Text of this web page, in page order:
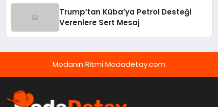
Trump’tan Küba’ya Petrol Desteği
Verenlere Sert Mesaj
Modanın Ritmi Modadetay.com